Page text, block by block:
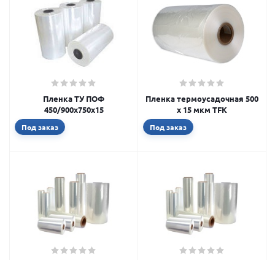
Пленка ТУ ПОФ
450/900х750х15
Под заказ
Пленка термоусадочная 500
х 15 мкм TFK
Под заказ